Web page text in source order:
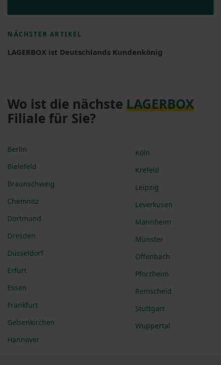
NÄCHSTER ARTIKEL
LAGERBOX ist Deutschlands Kundenkönig
Wo ist die nächste LAGERBOX
Filiale für Sie?
Berlin
Bielefeld
Braunschweig
Chemnitz
Dortmund
Dresden
Düsseldorf
Erfurt
Essen
Frankfurt
Gelsenkirchen
Hannover
Köln
Krefeld
Leipzig
Leverkusen
Mannheim
Münster
Offenbach
Pforzheim
Remscheid
Stuttgart
Wuppertal